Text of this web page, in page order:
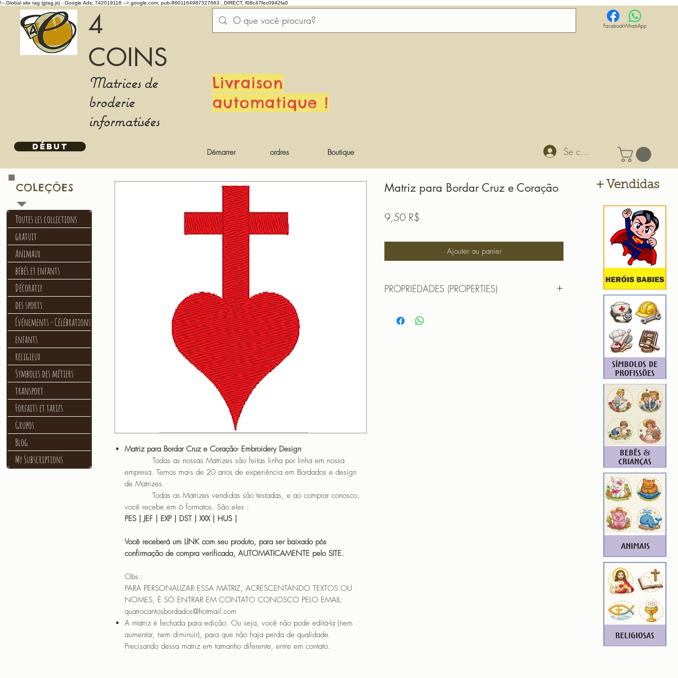
!-- Global site tag (gtag.js) - Google Ads: 742019118 --> google.com, pub-8601164987327663 , DIRECT, f08c47fec0942fa0
4
COINS
Matrices de
broderie
informatisées
Livraison
automatique !
FacebookWhatsApp
DÉBUT
Démarrer ordres Boutique Se connecter
Matriz para Bordar Cruz e Coração- Embroidery Design
Todas as nossas Matrizes são feitas linha por linha em nossa
empresa. Temos mais de 20 anos de experiência em Bordados e design
de Matrizes.
Todas as Matrizes vendidas são testadas, e ao comprar conosco,
você recebe em 6 formatos. São eles :
PES | JEF | EXP | DST | XXX | HUS |
Você receberá um LINK com seu produto, para ser baixado pós
confirmação de compra verificada, AUTOMATICAMENTE pelo SITE.
Obs.:
PARA PERSONALIZAR ESSA MATRIZ, ACRESCENTANDO TEXTOS OU
NOMES, É SÓ ENTRAR EM CONTATO CONOSCO PELO EMAIL:
quatrocantosbordados@hotmail.com
A matriz é fechada para edição. Ou seja, você não pode editá-la (nem
aumentar, nem diminuir), para que não haja perda de qualidade.
Precisando dessa matriz em tamanho diferente, entre em contato.
Matriz para Bordar Cruz e Coração
9,50 R$
Ajouter au panier
PROPRIEDADES (PROPERTIES)
Matriz para Bordar Cruz e Coração
Toutes les collections
gratuit
Animaux
bébés et enfants
Décoratif
des sports
Événements - Célébrations
enfants
religieux
Symboles des métiers
transport
Forfaits et tarifs
Grupos
Blog
My Subscriptions
COLEÇÕES + Vendidas